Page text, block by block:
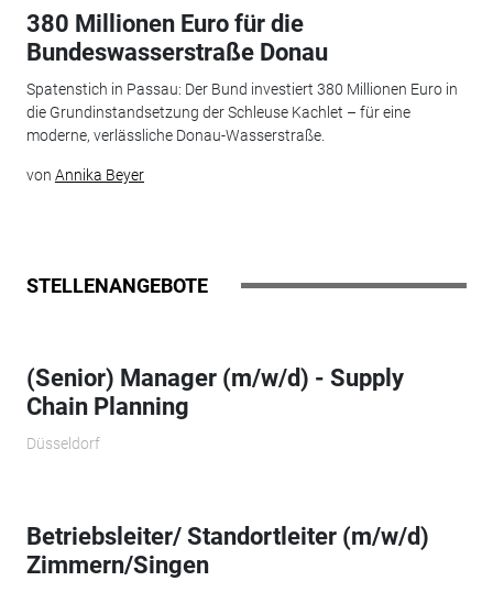
380 Millionen Euro für die
Bundeswasserstraße Donau
Spatenstich in Passau: Der Bund investiert 380 Millionen Euro in
die Grundinstandsetzung der Schleuse Kachlet – für eine
moderne, verlässliche Donau-Wasserstraße.
von Annika Beyer
STELLENANGEBOTE
(Senior) Manager (m/w/d) - Supply
Chain Planning
Düsseldorf
Betriebsleiter/ Standortleiter (m/w/d)
Zimmern/Singen